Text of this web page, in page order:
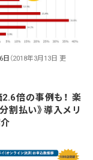
日 （2018年3月13日 更
倍の事例も！ 楽
割払い》導入メリ